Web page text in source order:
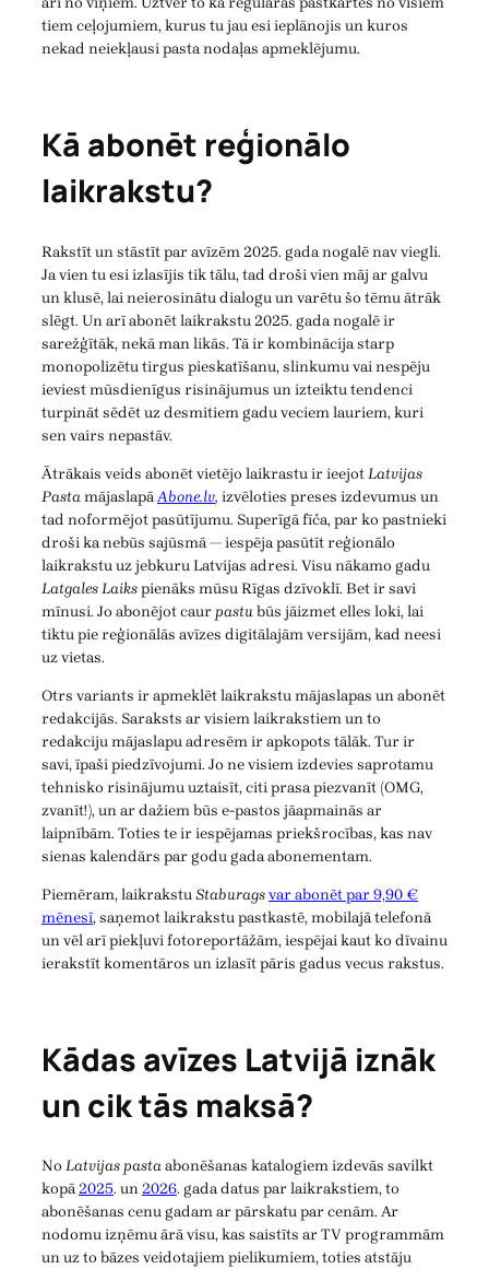
tiem ceļojumiem, kurus tu jau esi ieplānojis un kuros
nekad neiekļausi pasta nodaļas apmeklējumu.
Kā abonēt reģionālo
laikrakstu?
Rakstīt un stāstīt par avīzēm 2025. gada nogalē nav viegli.
Ja vien tu esi izlasījis tik tālu, tad droši vien māj ar galvu
un klusē, lai neierosinātu dialogu un varētu šo tēmu ātrāk
slēgt. Un arī abonēt laikrakstu 2025. gada nogalē ir
sarežģītāk, nekā man likās. Tā ir kombinācija starp
monopolizētu tirgus pieskatīšanu, slinkumu vai nespēju
ieviest mūsdienīgus risinājumus un izteiktu tendenci
turpināt sēdēt uz desmitiem gadu veciem lauriem, kuri
sen vairs nepastāv.
Ātrākais veids abonēt vietējo laikrastu ir ieejotLatvijas
PastamājaslapāAbone.lv, izvēloties preses izdevumus un
tad noformējot pasūtījumu. Superīgā fīča, par ko pastnieki
droši ka nebūs sajūsmā — iespēja pasūtīt reģionālo
laikrakstu uz jebkuru Latvijas adresi. Visu nākamo gadu
Latgales Laikspienāks mūsu Rīgas dzīvoklī. Bet ir savi
mīnusi. Jo abonējot caurpastubūs jāizmet elles loki, lai
tiktu pie reģionālās avīzes digitālajām versijām, kad neesi
uz vietas.
Otrs variants ir apmeklēt laikrakstu mājaslapas un abonēt
redakcijās. Saraksts ar visiem laikrakstiem un to
redakciju mājaslapu adresēm ir apkopots tālāk. Tur ir
savi, īpaši piedzīvojumi. Jo ne visiem izdevies saprotamu
tehnisko risinājumu uztaisīt, citi prasa piezvanīt (OMG,
zvanīt!), un ar dažiem būs e-pastos jāapmainās ar
laipnībām. Toties te ir iespējamas priekšrocības, kas nav
sienas kalendārs par godu gada abonementam.
Piemēram, laikrakstuStaburagsvar abonēt par 9,90 €
mēnesī, saņemot laikrakstu pastkastē, mobilajā telefonā
un vēl arī piekļuvi fotoreportāžām, iespējai kaut ko dīvainu
ierakstīt komentāros un izlasīt pāris gadus vecus rakstus.
Kādas avīzes Latvijā iznāk
un cik tās maksā?
NoLatvijas pastaabonēšanas katalogiem izdevās savilkt
kopā2025. un2026. gada datus par laikrakstiem, to
abonēšanas cenu gadam ar pārskatu par cenām. Ar
nodomu izņēmu ārā visu, kas saistīts ar TV programmām
un uz to bāzes veidotajiem pielikumiem, toties atstāju